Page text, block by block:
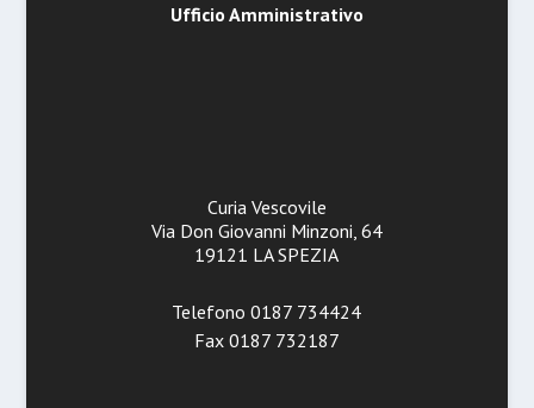
Ufficio Amministrativo
Curia Vescovile
Via Don Giovanni Minzoni, 64
19121 LA SPEZIA
Telefono 0187 734424
Fax 0187 732187